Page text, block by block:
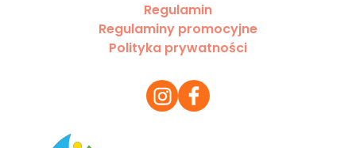
Regulamin
Regulaminy promocyjne
Polityka prywatności